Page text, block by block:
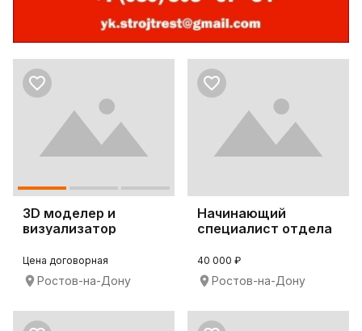
3D моделер и
визуализатор
Цена договорная
Ростов-на-Дону
Начинающий
специалист отдела
40 000 ₽
Ростов-на-Дону